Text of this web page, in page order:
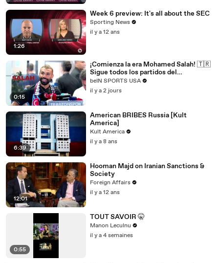
1:26
Week 6 preview: It's all about the SEC
Sporting News
il y a 12 ans
0:15
¡Comienza la era Mohamed Salah! 🇹🇷
Sigue todos los partidos del
Trabzonspor por beIN SPORTS
beIN SPORTS USA
il y a 2 jours
6:39
American BRIBES Russia [Kult
America]
Kult America
il y a 8 ans
12:01
Hooman Majd on Iranian Sanctions &
Society
Foreign Affairs
il y a 12 ans
0:55
TOUT SAVOIR 🤫
Manon Leculnu
il y a 4 semaines